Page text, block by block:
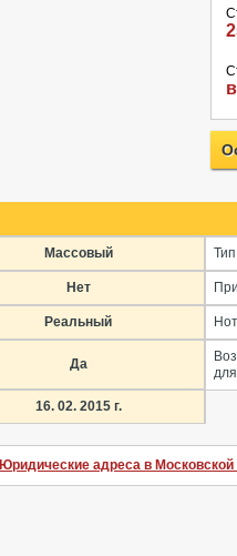
Массовый
Нет
Реальный
Да
16. 02. 2015 г.
Юридические адреса в Московской